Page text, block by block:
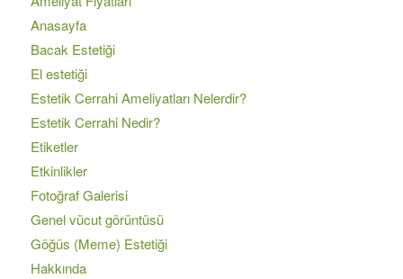
Anasayfa
Bacak Estetiği
El estetiği
Estetik Cerrahi Ameliyatları Nelerdir?
Estetik Cerrahi Nedir?
Etiketler
Etkinlikler
Fotoğraf Galerisi
Genel vücut görüntüsü
Göğüs (Meme) Estetiği
Hakkında